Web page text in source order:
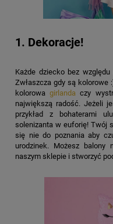
1. Dekoracje!
Każde dziecko bez
Zwłaszcza gdy są kolorowe
kolorowagirlanda czy
największą radość. Jeżeli
przykład z bohaterami
solenizanta w euforię! Twój
się nie do poznania aby
urodzinek. Możesz balony
naszym sklepie i stworzyć